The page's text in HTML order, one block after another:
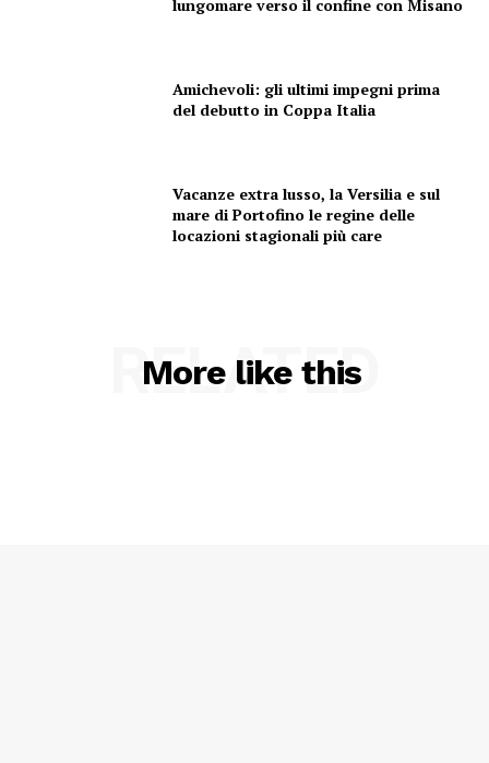
lungomare verso il confine con Misano
Amichevoli: gli ultimi impegni prima
del debutto in Coppa Italia
Vacanze extra lusso, la Versilia e sul
mare di Portofino le regine delle
locazioni stagionali più care
More like this
RELATED